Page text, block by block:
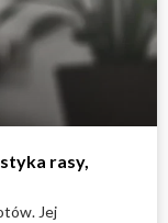
rasy,
Jej